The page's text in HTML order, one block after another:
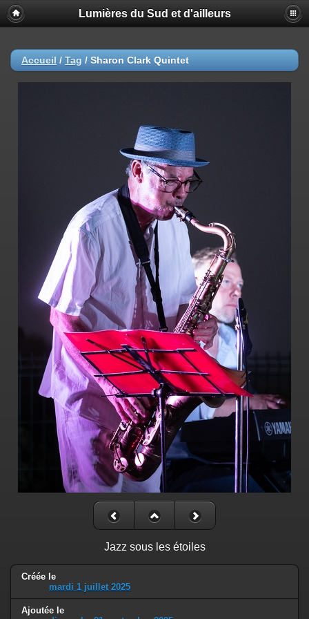
Lumières du Sud et d'ailleurs
Accueil / Tag / Sharon Clark Quintet
Jazz sous les étoiles
Créée le
mardi 1 juillet 2025
Ajoutée le